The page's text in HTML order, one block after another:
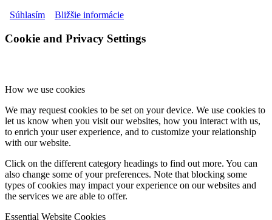
Súhlasím
Bližšie informácie
Cookie and Privacy Settings
How we use cookies
We may request cookies to be set on your device. We use cookies to
let us know when you visit our websites, how you interact with us,
to enrich your user experience, and to customize your relationship
with our website.
Click on the different category headings to find out more. You can
also change some of your preferences. Note that blocking some
types of cookies may impact your experience on our websites and
the services we are able to offer.
Essential Website Cookies